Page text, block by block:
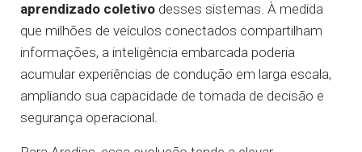
aprendizado coletivo desses sistemas. À medida
que milhões de veículos conectados compartilham
informações, a inteligência embarcada poderia
acumular experiências de condução em larga escala,
ampliando sua capacidade de tomada de decisão e
segurança operacional.